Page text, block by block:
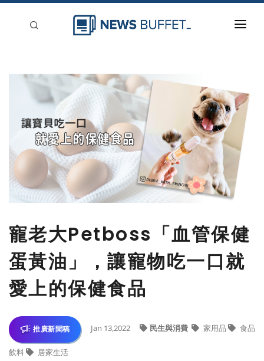
新聞稿分類
登入
刊登
寵老大Petboss「血管保健
蛋黃油」，讓寵物吃一口就
愛上的保健食品
推廣新聞稿 Jan 13,2022 民生與消費 家用品 食品
飲料 居家生活